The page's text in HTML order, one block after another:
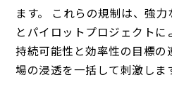
ます。 これらの規制は、強
とパイロットプロジェクトに
持続可能性と効率性の目標
場の浸透を一括して刺激しま